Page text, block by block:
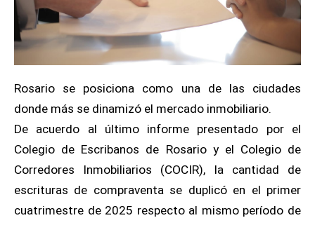
Rosario se posiciona como una de las ciudades
donde más se dinamizó el mercado inmobiliario.
De acuerdo al último informe presentado por el
Colegio de Escribanos de Rosario y el Colegio de
Corredores Inmobiliarios (COCIR), la cantidad de
escrituras de compraventa se duplicó en el primer
cuatrimestre de 2025 respecto al mismo período de